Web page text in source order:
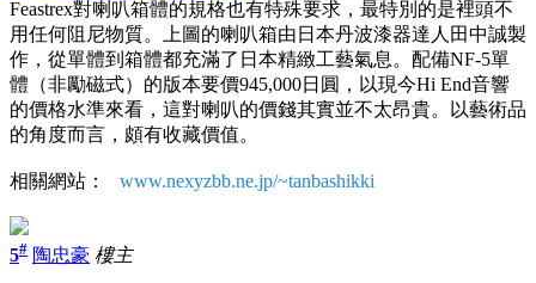
Feastrex對喇叭箱體的規格也有特殊要求，最特別的是裡頭不
用任何阻尼物質。上圖的喇叭箱由日本丹波漆器達人田中誠製
作，從單體到箱體都充滿了日本精緻工藝氣息。配備NF-5單
體（非勵磁式）的版本要價945,000日圓，以現今Hi End音響
的價格水準來看，這對喇叭的價錢其實並不太昂貴。以藝術品
的角度而言，頗有收藏價值。
相關網站： www.nexyzbb.ne.jp/~tanbashikki
5# 陶忠豪 樓主